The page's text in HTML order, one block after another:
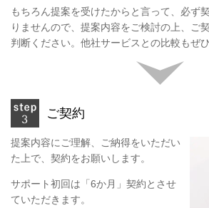
もちろん提案を受けたからと言って、必ず
りませんので、提案内容をご検討の上、ご
判断ください。他社サービスとの比較もぜ
ご契約
提案内容にご理解、ご納得をいただい
た上で、契約をお願いします。
サポート初回は「6か月」契約とさせ
ていただきます。